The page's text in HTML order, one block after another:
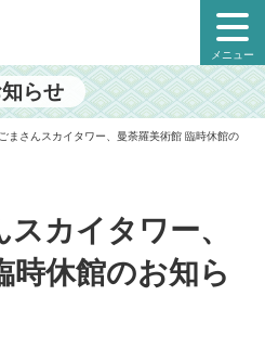
メニュー
らせ
まさんスカイタワー、曼荼羅美術館 臨時休館の
カイタワー、
時休館のお知ら